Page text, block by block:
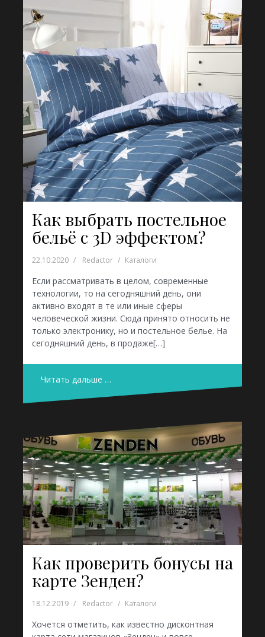
Как выбрать постельное
бельё с 3D эффектом?
22.10.2020 Redactor Каталоги
Если рассматривать в целом, современные
технологии, то на сегодняшний день, они
активно входят в те или иные сферы
человеческой жизни. Сюда принято относить не
только электронику, но и постельное белье. На
сегодняшний день, в продаже[…]
Читать дальше …
Как проверить бонусы на
карте Зенден?
18.12.2019 Redactor Каталоги
Хочется отметить, как известно дисконтная